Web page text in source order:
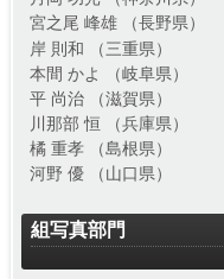
宮之尾 峰雄 （長野県）
岸 則和 （三重県）
本間 かよ （岐阜県）
平 尚治 （滋賀県）
川那部 恒 （兵庫県）
橘 重孝 （島根県）
河野 優 （山口県）
組写真部門